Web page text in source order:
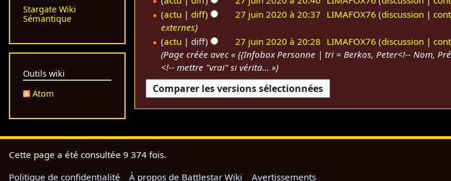
é
s
u
m
é
d
e
s
m
d
i
r
é
s
u
m
é
d
e
s
o
d
f
1
0
2
0
n
2
0
0
A
u
c
u
n
r
é
é
d
actu diff 27 juin 2020 à 20:37 LIMAFOX76 discussion
externes
actu
diff 27 juin 2020 à 20:28 LIMAFOX76 discussion
Page créée avec « {{Infobox Personne | tri = Berkos, Peter<!-- Nom,
<!-- mettre "vrai" si vérita… »
Stargate Wiki
Sémantique
Outils wiki
Atom
Cette page a été consultée 9 374 fois.
Politique de confidentialité
À propos de Battlestar Wiki Avertissements